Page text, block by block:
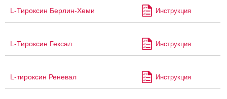
L-Тироксин Берлин-Хеми Инструкция
L-Тироксин Гексал Инструкция
L-тироксин Реневал Инструкция